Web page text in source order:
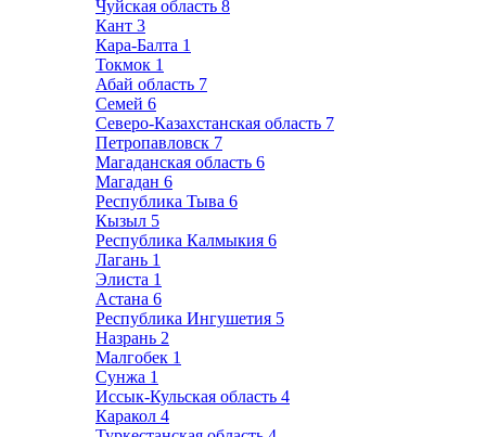
Чуйская область 8
Кант 3
Кара-Балта 1
Токмок 1
Абай область 7
Семей 6
Северо-Казахстанская область 7
Петропавловск 7
Магаданская область 6
Магадан 6
Республика Тыва 6
Кызыл 5
Республика Калмыкия 6
Лагань 1
Элиста 1
Астана 6
Республика Ингушетия 5
Назрань 2
Малгобек 1
Сунжа 1
Иссык-Кульская область 4
Каракол 4